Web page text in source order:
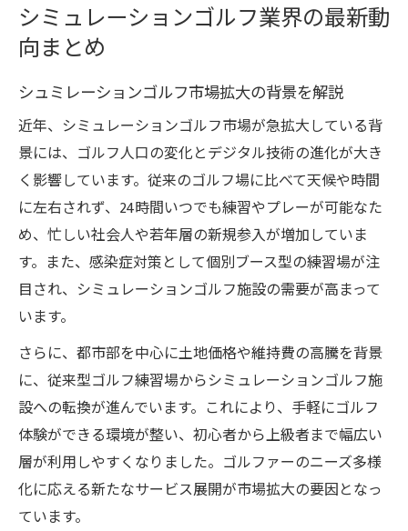
ュース
ゴルファーを変える新技術の進化とは
シュミレーションゴルフにおけるAI解析の
威力
リアルなゴルフシミュレーション体験の進
歩
シミュレーションゴルフボールの役割と新
技術
ゴルフナビと連携するシュミレーション精
度向上
本格派も納得のシュミレーションゴルフ体験
実際のコース再現が叶うゴルフシミュレー
ション
本格志向のゴルファーに選ばれる理由
シュミレーションゴルフで得られる練習効
シミュレーションゴルフ業界の最新動
向まとめ
シュミレーションゴルフ市場拡大の背景を解説
近年、シミュレーションゴルフ市場が急拡大している背
景には、ゴルフ人口の変化とデジタル技術の進化が大き
く影響しています。従来のゴルフ場に比べて天候や時間
に左右されず、24時間いつでも練習やプレーが可能なた
め、忙しい社会人や若年層の新規参入が増加していま
す。また、感染症対策として個別ブース型の練習場が注
目され、シミュレーションゴルフ施設の需要が高まって
います。
さらに、都市部を中心に土地価格や維持費の高騰を背景
に、従来型ゴルフ練習場からシミュレーションゴルフ施
設への転換が進んでいます。これにより、手軽にゴルフ
体験ができる環境が整い、初心者から上級者まで幅広い
層が利用しやすくなりました。ゴルファーのニーズ多様
化に応える新たなサービス展開が市場拡大の要因となっ
ています。